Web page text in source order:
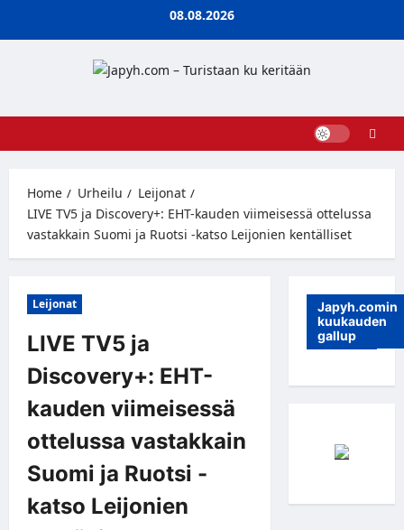
08.08.2026
Home Urheilu
Leijonat
LIVE TV5 ja Discovery+: EHT-kauden viimeisessä ottelussa
vastakkain Suomi ja Ruotsi -katso Leijonien kentälliset
Leijonat
LIVE TV5 ja
Discovery+: EHT-
kauden viimeisessä
ottelussa vastakkain
Suomi ja Ruotsi -
katso Leijonien
Japyh.comin
kuukauden
gallup